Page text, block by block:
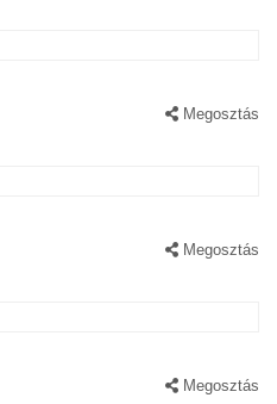
Megosztás
Megosztás
Megosztás